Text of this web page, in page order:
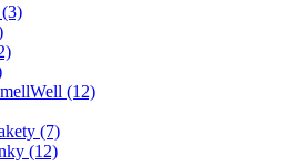
(12)
(7)
(12)